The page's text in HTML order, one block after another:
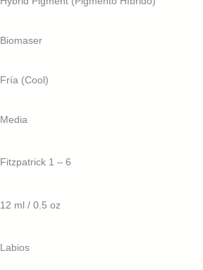
Biomaser
Fría (Cool)
Media
Fitzpatrick 1 – 6
12 ml / 0.5 oz
Labios